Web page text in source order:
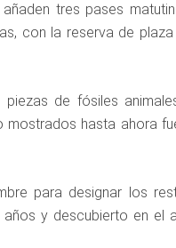
tres pases
con la reserva de plaza
de fósiles
mostrados hasta ahora
para designar los
y descubierto en el